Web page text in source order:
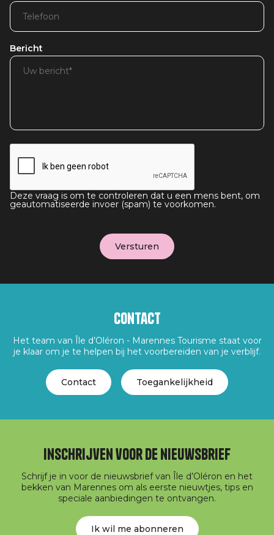
Bericht
Deze vraag is om te controleren dat u een mens bent, om
geautomatiseerde invoer (spam) te voorkomen.
Contact
Het team van Île d’Oléron - Marennes Tourisme staat voor
je klaar om je te helpen bij het voorbereiden van je verblijf.
Contact Toegankelijkheid
Inschrijven voor de nieuwsbrief
Schrijf je in voor de nieuwsbrief van Île d’Oléron en het
bekken van Marennes om als eerste nieuwtjes, tips en
speciale aanbiedingen te ontvangen.
Ik wil me abonneren